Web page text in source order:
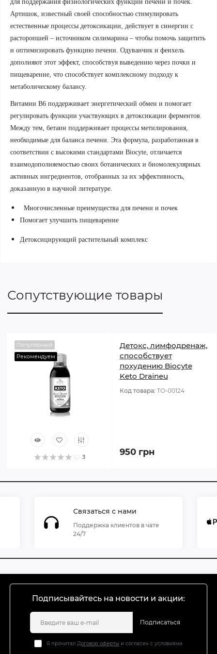
для поддержания физиологических функций печени и почек.
Артишок, известный своей способностью стимулировать
естественные процессы детоксикации, действует в синергии с
расторопшей – источником силимарина – чтобы помочь защитить
и оптимизировать функцию печени. Одуванчик и фенхель
дополняют этот эффект, способствуя выведению через почки и
пищеварение, что способствует комплексному подходу к
метаболическому балансу.
Витамин B6 поддерживает энергетический обмен и помогает
регулировать функции участвующих в детоксикации ферментов.
Между тем, бетаин поддерживает процессы метилирования,
необходимые для баланса печени. Эта формула, разработанная в
соответствии с высокими стандартами Biocyte, отличается
взаимодополняемостью своих ботанических и биомолекулярных
активных ингредиентов, отобранных за их эффективность,
доказанную в научной литературе.
Многочисленные преимущества для печени и почек
Помогает улучшить пищеварение
Детоксицирующий растительный комплекс
Сопутствующие товары
Популярный
Рекомендуем
3
Детокс, лимфодренаж,
способствует
похудению Biocyte
Keto Draineu
Код товара: TO-00124
950 грн
Связаться с нами
Поддержка клиентов в чате
24/7
Подписывайтесь на новости и акции:
Подписаться
Я прочитал Договор оферты и согласен с условиями